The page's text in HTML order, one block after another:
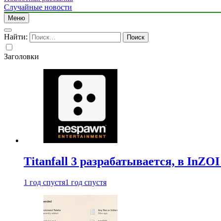
Случайные новости
Меню
Найти:
Заголовки
Titanfall 3 разрабатывается, в
1 год спустя1 год спустя